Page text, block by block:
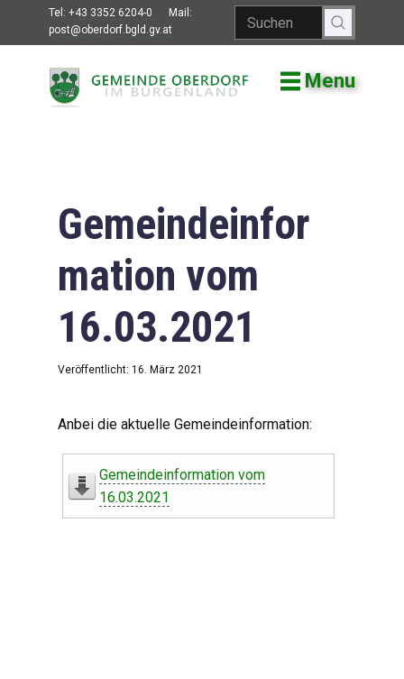
Tel: +43 3352 6204-0
Mail:
post@oberdorf.bgld.gv.at
Menu
Willkommen
Gemeindeamt
Gemeinderat
Bildung
Vereine
Leben in Oberdorf
Gemeindeinfor
mation vom
16.03.2021
Veröffentlicht: 16. März 2021
Anbei die aktuelle Gemeindeinformation:
Gemeindeinformation vom
16.03.2021